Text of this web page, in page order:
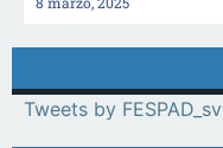
Tweets by FESPAD_sv